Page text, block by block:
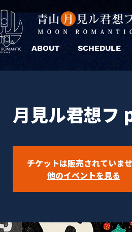
ABOUT SCHEDULE
月見ル君想フ
チケットは販売されていま
他のイベントを見る